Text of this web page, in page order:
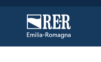
Regione Emilia-
Regione Emilia-